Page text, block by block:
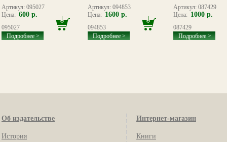
Артикул: 095027
Цена: 600 р.
095027
Подробнее >
Артикул: 094853
Цена: 1600 р.
094853
Подробнее >
Артикул: 087429
Цена: 1000 р.
087429
Подробнее >
Об издательстве
История
Интернет-магазин
Книги